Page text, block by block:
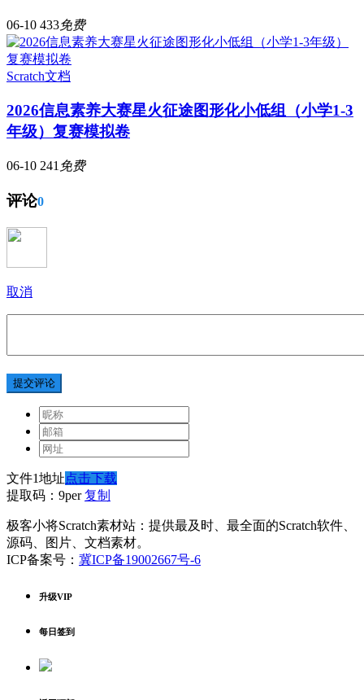
06-10 433免费
Scratch文档
2026信息素养大赛星火征途图形化小低组（小学1-3
年级）复赛模拟卷
06-10 241 免费
评论0
取消
提交评论
文件1地址点击下载
提取码：9per复制
极客小将Scratch素材站：提供最及时、最全面的Scratch软件、
源码、图片、文档素材。
ICP备案号： 冀ICP备19002667号-6
升级VIP
每日签到